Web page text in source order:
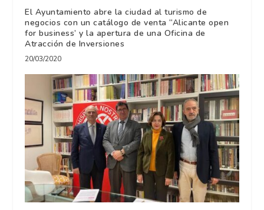
El Ayuntamiento abre la ciudad al turismo de
negocios con un catálogo de venta “Alicante open
for business’ y la apertura de una Oficina de
Atracción de Inversiones
20/03/2020